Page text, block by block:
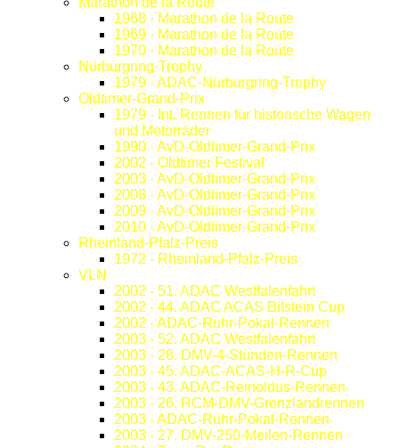
1968 - Marathon de la Route
1969 - Marathon de la Route
1970 - Marathon de la Route
Nürburgring-Trophy
1979 - ADAC-Nürburgring-Trophy
Oldtimer-Grand-Prix
1979 - Int. Rennen für historische Wagen
und Motorräder
1990 - AvD-Oldtimer-Grand-Prix
2002 - Oldtimer Festival
2003 - AvD-Oldtimer-Grand-Prix
2008 - AvD-Oldtimer-Grand-Prix
2009 - AvD-Oldtimer-Grand-Prix
2010 - AvD-Oldtimer-Grand-Prix
Rheinland-Pfalz-Preis
1972 - Rheinland-Pfalz-Preis
VLN
2002 - 51. ADAC Westfalenfahrt
2002 - 44. ADAC ACAS Bilstein Cup
2002 - ADAC-Ruhr-Pokal-Rennen
2003 - 52. ADAC Westfalenfahrt
2003 - 28. DMV-4-Stunden-Rennen
2003 - 45. ADAC-ACAS-H-R-Cup
2003 - 43. ADAC-Reinoldus-Rennen
2003 - 26. RCM-DMV-Grenzlandrennen
2003 - ADAC-Ruhr-Pokal-Rennen
2003 - 27. DMV-250-Meilen-Rennen